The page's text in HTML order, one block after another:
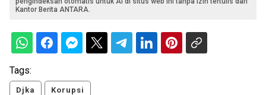
Kantor Berita ANTARA.
Tags:
Djka Korupsi